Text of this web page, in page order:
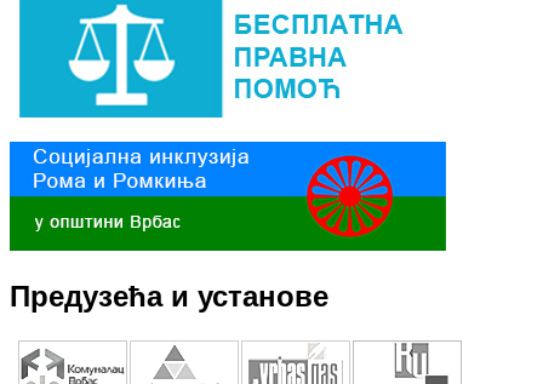
Предузећа и установе